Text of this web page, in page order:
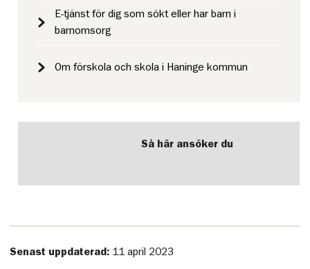
E-tjänst för dig som sökt eller har barn i
barnomsorg
Om förskola och skola i Haninge kommun
Så här ansöker du
Senast uppdaterad: 11 april 2023